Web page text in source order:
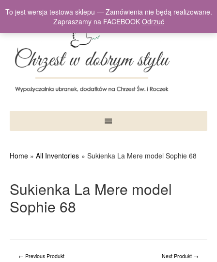
Home All Inventories Sukienka La Mere model Sophie 68
Sukienka La Mere model
Sophie 68
← Previous Produkt Next Produkt →
To jest wersja testowa sklepu — Zamówienia nie będą realizowane.
Zapraszamy na FACEBOOK Odrzuć